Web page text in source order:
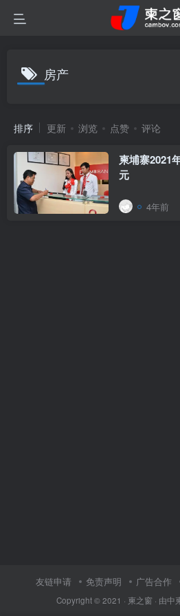
房产
排序 更新 浏览 点赞 评论
柬埔寨2021
元
4年前
友链申请 免责声明 广告合作
Copyright © 2021 · 柬之窗 · 由中